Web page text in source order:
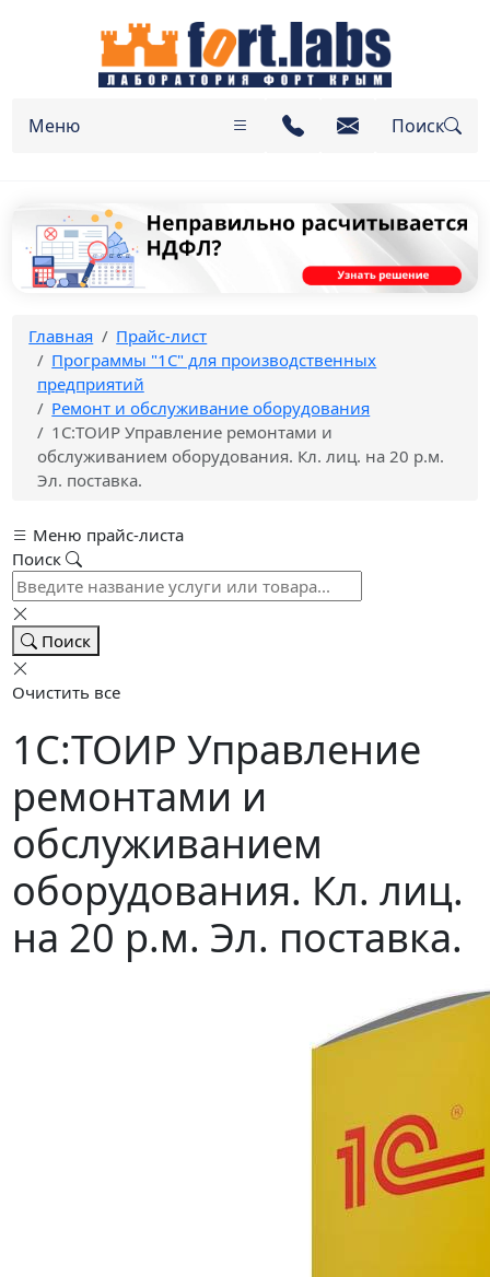
Меню Поиск
Главная
Прайс-лист
Программы "1C" для производственных
предприятий
Ремонт и обслуживание оборудования
1С:ТОИР Управление ремонтами и
обслуживанием оборудования. Кл. лиц. на 20 р.м.
Эл. поставка.
Меню прайс-листа
Поиск
Поиск
Очистить все
1С:ТОИР Управление
ремонтами и
обслуживанием
оборудования. Кл. лиц.
на 20 р.м. Эл. поставка.